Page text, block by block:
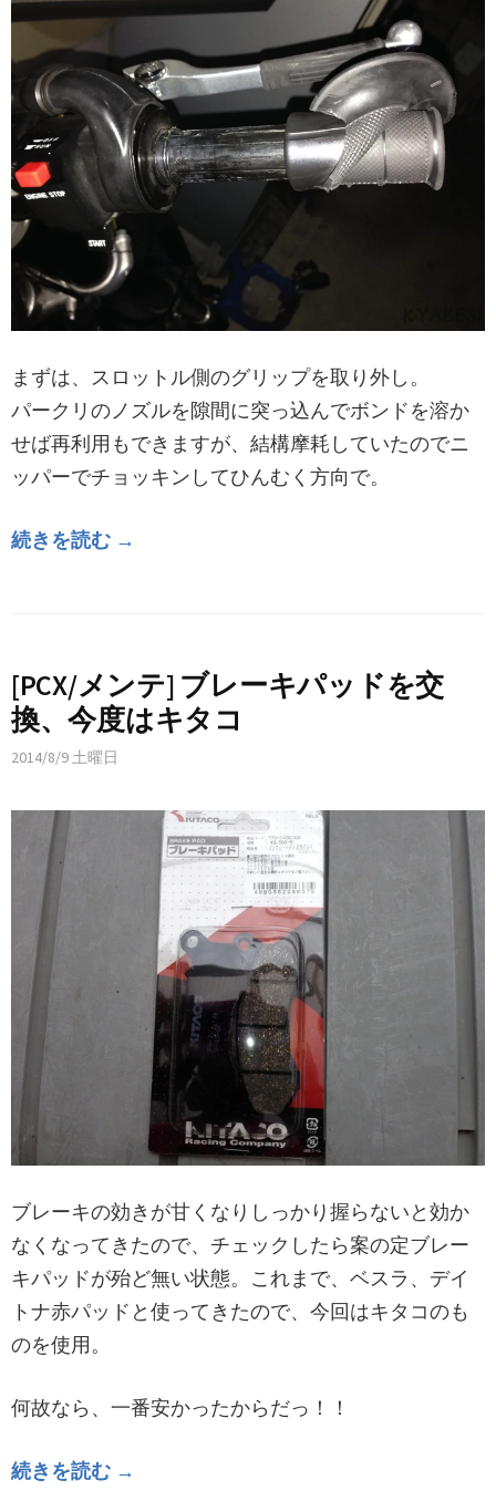
まずは、スロットル側のグリップを取り外し。
パークリのノズルを隙間に突っ込んでボンドを溶か
せば再利用もできますが、結構摩耗していたのでニ
ッパーでチョッキンしてひんむく方向で。
続きを読む →
[PCX/メンテ] ブレーキパッドを交
換、今度はキタコ
2014/8/9 土曜日
ブレーキの効きが甘くなりしっかり握らないと効か
なくなってきたので、チェックしたら案の定ブレー
キパッドが殆ど無い状態。これまで、ベスラ、デイ
トナ赤パッドと使ってきたので、今回はキタコのも
のを使用。
何故なら、一番安かったからだっ！！
続きを読む →